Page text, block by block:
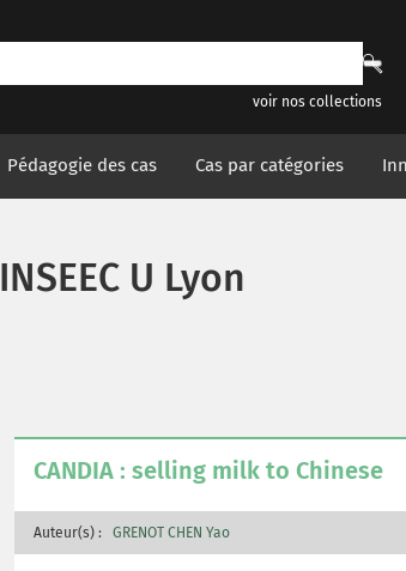
voir nos collections
Pédagogie des cas Cas par catégories
INSEEC U Lyon
CANDIA : selling milk to Chinese
Auteur(s) : GRENOT CHEN Yao